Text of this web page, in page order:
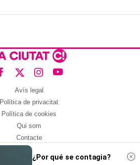
Avís legal
Política de privacitat
Política de cookies
Qui som
Contacte
Xarxes socials
¿Por qué se contagia?